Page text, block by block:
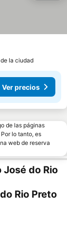
la ciudad
Ver precios
de las páginas
lo tanto, es
web de reserva
do Rio
Rio Preto